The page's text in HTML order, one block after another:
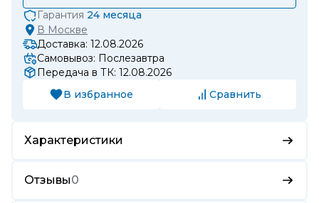
Гарантия 24 месяца
В Москве
Доставка: 12.08.2026
Самовывоз: Послезавтра
Передача в ТК: 12.08.2026
В избранное
Сравнить
Характеристики
Отзывы0